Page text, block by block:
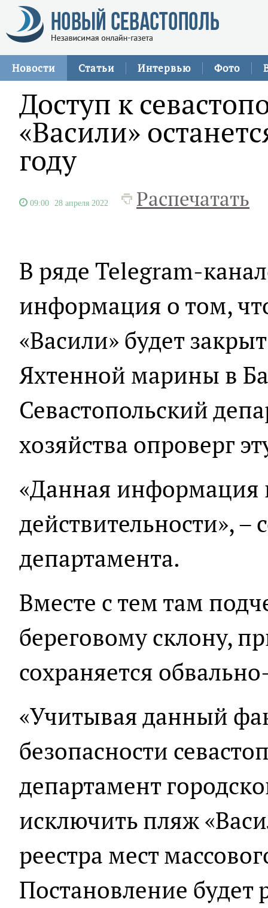
Новости Статьи Интервью Фото
Доступ к
«Васили»
году
09:00 28 апреля 2022 Распечатать
В ряде Telegram-
информация о том,
«Васили» будет
Яхтенной марины в
Севастопольский
хозяйства опроверг
«Данная информация
действительности»,
департамента.
Вместе с тем там
береговому склону,
сохраняется
«Учитывая данный
безопасности
департамент
исключить пляж
реестра мест
Постановление